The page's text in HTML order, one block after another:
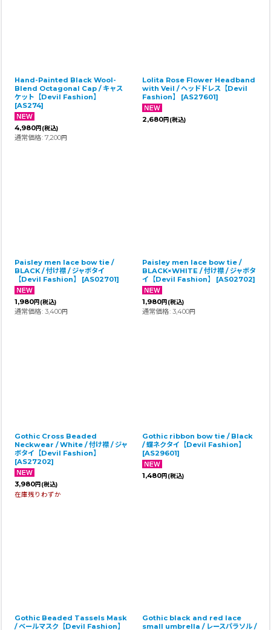
Hand-Painted Black Wool-
Blend Octagonal Cap / キャス
ケット【Devil Fashion】
[AS274]
4,980円 (税込)
通常価格: 7,200円
Lolita Rose Flower Headband
with Veil / ヘッドドレス【Devil
Fashion】
[AS27601]
2,680円 (税込)
Paisley men lace bow tie /
BLACK / 付け襟 / ジャボタイ
【Devil Fashion】
[AS02701]
1,980円 (税込)
通常価格: 3,400円
Paisley men lace bow tie /
BLACK×WHITE / 付け襟 / ジャボタ
イ【Devil Fashion】
[AS02702]
1,980円 (税込)
通常価格: 3,400円
Gothic Cross Beaded
Neckwear / White / 付け襟 / ジャ
ボタイ【Devil Fashion】
[AS27202]
3,980円 (税込)
在庫残りわずか
Gothic ribbon bow tie / Black
/ 蝶ネクタイ【Devil Fashion】
[AS29601]
1,480円 (税込)
Gothic Beaded Tassels Mask
/ ベールマスク【Devil Fashion】
Gothic black and red lace
small umbrella / レースパラソル /